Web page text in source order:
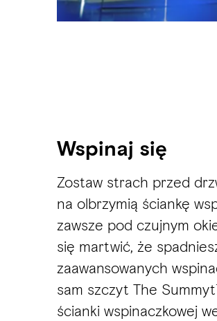
Wspinaj się
Zostaw strach przed
na olbrzymią ściankę
zawsze pod czujnym
się martwić, że
zaawansowanych
sam szczyt The
ścianki wspinaczkowej